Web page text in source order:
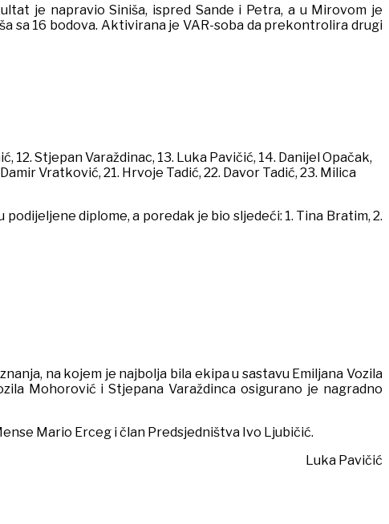
je napravio Siniša, ispred Sande i Petra, a u Mirovom je
sa 16 bodova. Aktivirana je VAR-soba da prekontrolira drugi
12. Stjepan Varaždinac, 13. Luka Pavičić, 14. Danijel Opačak,
Vratković, 21. Hrvoje Tadić, 22. Davor Tadić, 23. Milica
diplome, a poredak je bio sljedeći: 1. Tina Bratim, 2.
na kojem je najbolja bila ekipa u sastavu Emiljana Vozila
Mohorović i Stjepana Varaždinca osigurano je nagradno
Mario Erceg i član Predsjedništva Ivo Ljubičić.
Luka Pavičić